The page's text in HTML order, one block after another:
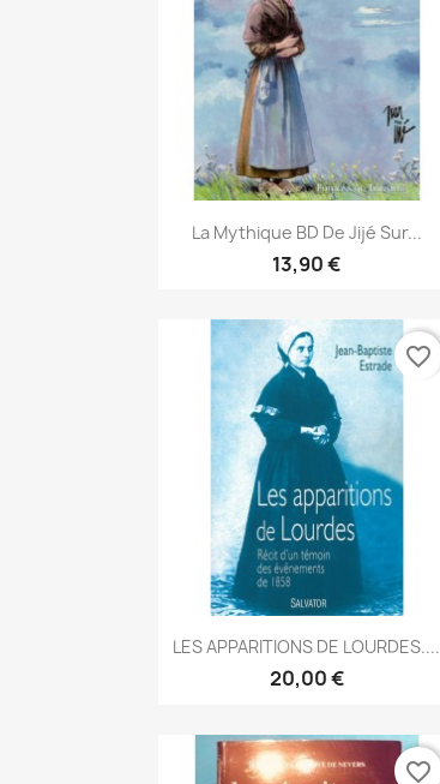
Aperçu rapide
La Mythique BD De Jijé Sur...
13,90 €
Aperçu rapide
LES APPARITIONS DE LOURDES....
20,00 €
favorite_border
favorite_border